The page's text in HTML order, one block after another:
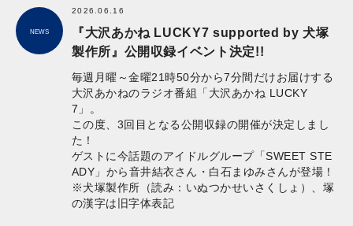
NEWS
2026.06.16
『大沢あかね LUCKY7 supported by 犬塚
製作所』公開収録イベント決定!!
毎週月曜～金曜21時50分から7分間だけお届けする
大沢あかねのラジオ番組「大沢あかね LUCKY
7」。
この度、3回目となる公開収録の開催が決定しまし
た！
ゲストに今話題のアイドルグループ「SWEET STE
ADY」から音井結衣さん・白石まゆみさんが登場！
※犬塚製作所（読み：いぬつかせいさくしょ）、塚
の漢字は旧字体表記